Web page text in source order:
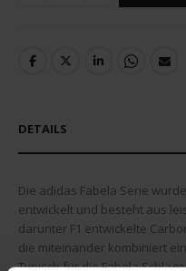
DETAILS
Die adidas Fabela Serie
entwickelt und besteht aus
darunter F1 entwickelte
die miteinander kombiniert
Typisch für die Fabela